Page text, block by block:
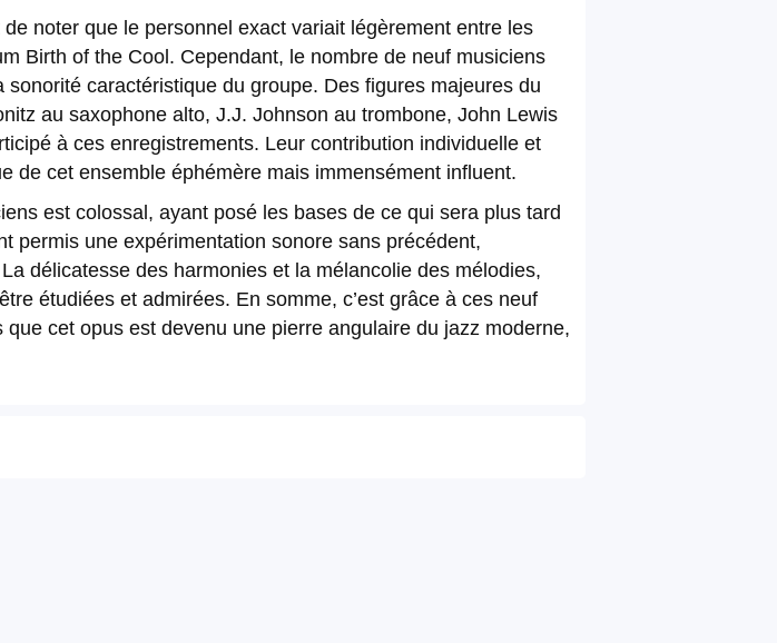
noter que le personnel exact variait légèrement entre les
Birth of the Cool. Cependant, le nombre de neuf musiciens
caractéristique du groupe. Des figures majeures du
au saxophone alto, J.J. Johnson au trombone, John Lewis
à ces enregistrements. Leur contribution individuelle et
de cet ensemble éphémère mais immensément influent.
est colossal, ayant posé les bases de ce qui sera plus tard
permis une expérimentation sonore sans précédent,
délicatesse des harmonies et la mélancolie des mélodies,
étudiées et admirées. En somme, c’est grâce à ces neuf
cet opus est devenu une pierre angulaire du jazz moderne,